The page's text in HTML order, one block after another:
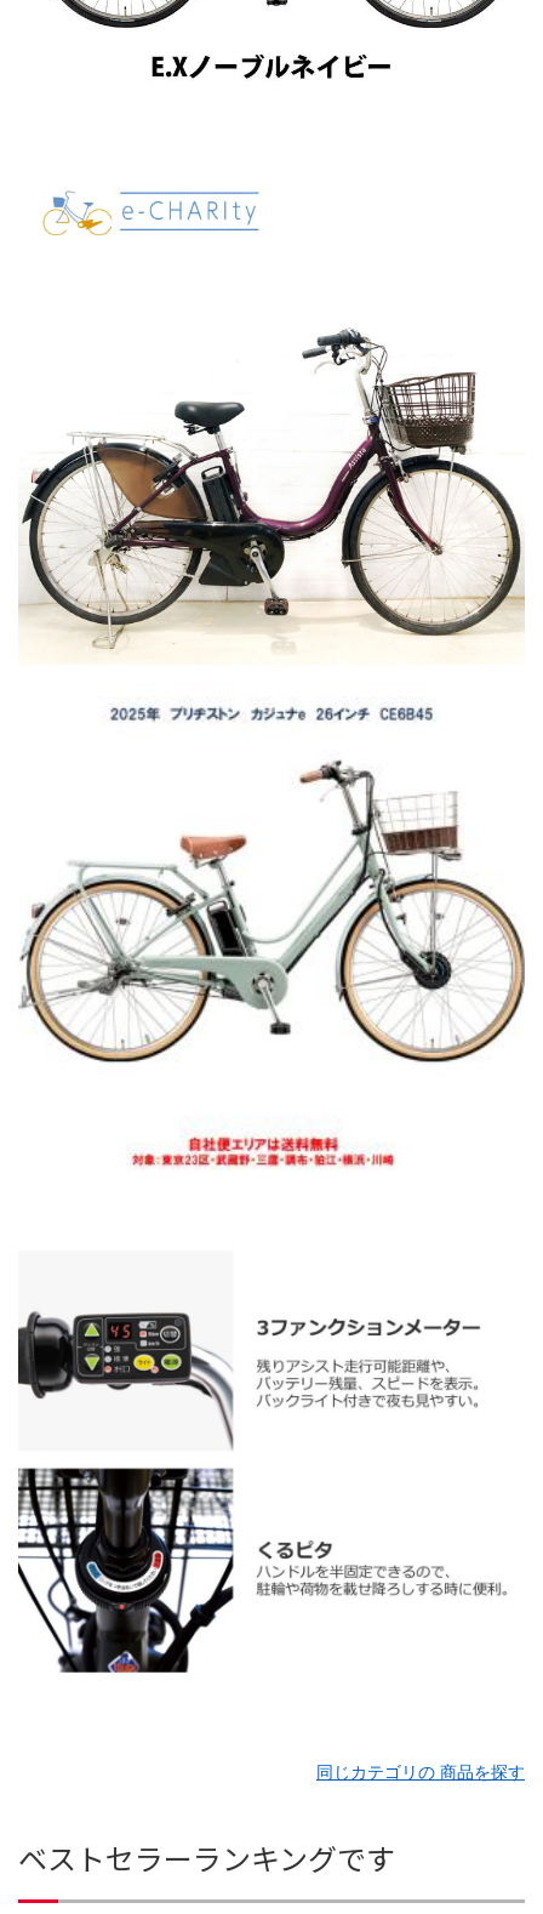
同じカテゴリの 商品を探す
ベストセラーランキングです